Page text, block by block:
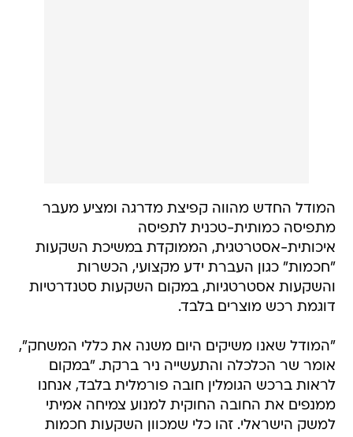
המודל החדש מהווה קפיצת מדרגה ומציע מעבר
מתפיסה כמותית-טכנית לתפיסה
איכותית-אסטרטגית, הממוקדת במשיכת השקעות
"חכמות" כגון העברת ידע מקצועי, הכשרות
והשקעות אסטרטגיות, במקום השקעות סטנדרטיות
דוגמת רכש מוצרים בלבד.
"המודל שאנו משיקים היום משנה את כללי המשחק",
אומר שר הכלכלה והתעשייה ניר ברקת. "במקום
לראות ברכש הגומלין חובה פורמלית בלבד, אנחנו
ממנפים את החובה החוקית למנוע צמיחה אמיתי
למשק הישראלי. זהו כלי שמכוון השקעות חכמות